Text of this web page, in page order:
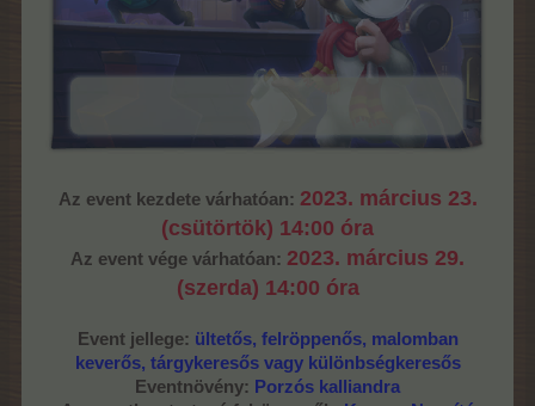
Az event kezdete várhatóan: 2023. március 23.
(csütörtök) 14:00 óra
Az event vége várhatóan: 2023. március 29.
(szerda) 14:00 óra
Event jellege: ültetős, felröppenős, malomban
keverős, tárgykeresős vagy különbségkeresős
Eventnövény: Porzós kalliandra